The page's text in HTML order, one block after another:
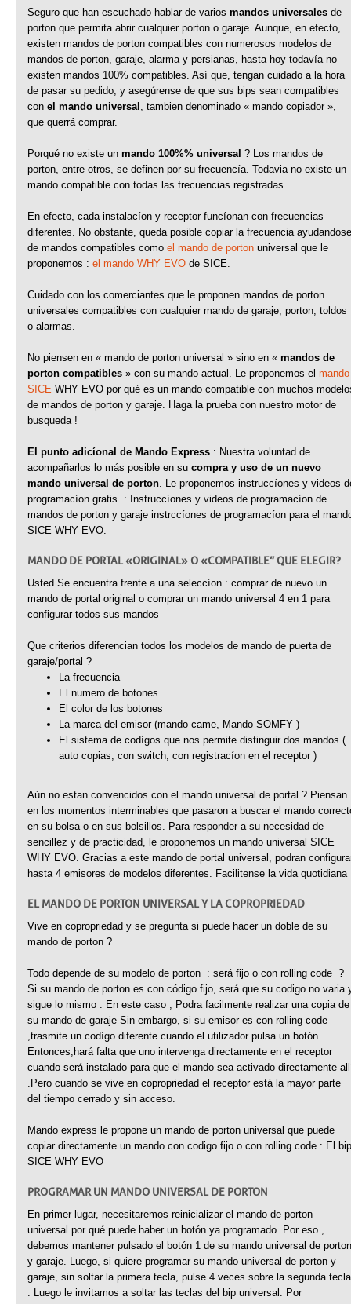
Seguro que han escuchado hablar de varios mandos universales de
porton que permita abrir cualquier porton o garaje. Aunque, en efecto,
existen mandos de porton compatibles con numerosos modelos de
mandos de porton, garaje, alarma y persianas, hasta hoy todavía no
existen mandos 100% compatibles. Así que, tengan cuidado a la hora
de pasar su pedido, y asegúrense de que sus bips sean compatibles
con el mando universal
, tambien denominado « mando copiador »,
que querrá comprar.
Porqué no existe un mando 100%% universal ? Los mandos de
porton, entre otros, se definen por su frecuencía. Todavia no existe un
mando compatible con todas las frecuencias registradas.
En efecto, cada instalacíon y receptor funcíonan con frecuencias
diferentes. No obstante, queda posible copiar la frecuencia ayudandose
de mandos compatibles como el mando de porton universal que le
proponemos : el mando WHY EVO de SICE.
Cuidado con los comerciantes que le proponen mandos de porton
universales compatibles con cualquier mando de garaje, porton, toldos
o alarmas.
No piensen en « mando de porton universal » sino en « mandos de
porton compatibles » con su mando actual. Le proponemos el mando
SICE WHY EVO por qué es un mando compatible con muchos
de mandos de porton y garaje. Haga la prueba con nuestro motor de
busqueda !
El punto adicíonal de Mando Express : Nuestra voluntad de
acompañarlos lo más posible en su compra y uso de un nuevo
mando universal de porton . Le proponemos instruccíones y videos
programacíon gratis. : Instruccíones y videos de programacíon de
mandos de porton y garaje instrccíones de programacíon para el
SICE WHY EVO.
MANDO DE PORTAL « ORIGINAL » O « COMPATIBLE” QUE ELEGIR ?
Usted Se encuentra frente a una seleccíon : comprar de nuevo un
mando de portal original o comprar un mando universal 4 en 1 para
configurar todos sus mandos
Que criterios diferencian todos los modelos de mando de puerta de
garaje/portal ?
La frecuencia
El numero de botones
El color de los botones
La marca del emisor (mando came, Mando SOMFY )
El sistema de codígos que nos permite distinguir dos mandos (
auto copias, con switch, con registracíon en el receptor )
Aún no estan convencidos con el mando universal de portal ? Piensan
en los momentos interminables que pasaron a buscar el mando
en su bolsa o en sus bolsillos. Para responder a su necesidad de
sencillez y de practicidad, le proponemos un mando universal SICE
WHY EVO. Gracias a este mando de portal universal, podran
hasta 4 emisores de modelos diferentes. Facilitense la vida quotidiana
EL MANDO DE PORTON UNIVERSAL Y LA COPROPRIEDAD
Vive en copropriedad y se pregunta si puede hacer un doble de su
mando de porton ?
Todo depende de su modelo de porton : será fijo o con rolling code ?
Si su mando de porton es con código fijo, será que su codigo no varia
sigue lo mismo . En este caso , Podra facilmente realizar una copia de
su mando de garaje Sin embargo, si su emisor es con rolling code
,trasmite un codígo diferente cuando el utilizador pulsa un botón.
Entonces,hará falta que uno intervenga directamente en el receptor
cuando será instalado para que el mando sea activado directamente
.Pero cuando se vive en copropriedad el receptor está la mayor parte
del tiempo cerrado y sin acceso.
Mando express le propone un mando de porton universal que puede
copiar directamente un mando con codigo fijo o con rolling code : El bip
SICE WHY EVO
PROGRAMAR UN MANDO UNIVERSAL DE PORTON
En primer lugar, necesitaremos reinicializar el mando de porton
universal por qué puede haber un botón ya programado. Por eso ,
debemos mantener pulsado el botón 1 de su mando universal de porton
y garaje. Luego, si quiere programar su mando universal de porton y
garaje, sin soltar la primera tecla, pulse 4 veces sobre la segunda tecla
. Luego le invitamos a soltar las teclas del bip universal. Por